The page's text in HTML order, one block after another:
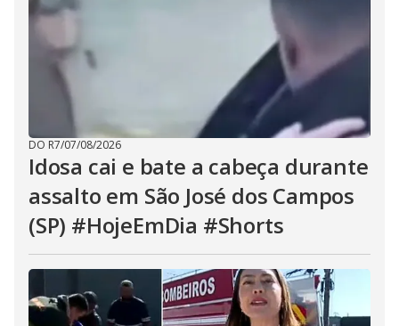
DO R7/07/08/2026
Idosa cai e bate a cabeça durante
assalto em São José dos Campos
(SP) #HojeEmDia #Shorts